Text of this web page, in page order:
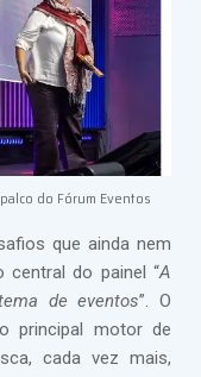
do Fórum Eventos
que ainda nem
central do painel “A
de eventos”. O
principal motor de
cada vez mais,